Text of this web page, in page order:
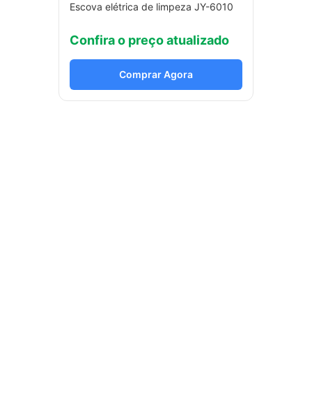
Escova elétrica de limpeza JY-6010
Confira o preço atualizado
Comprar Agora